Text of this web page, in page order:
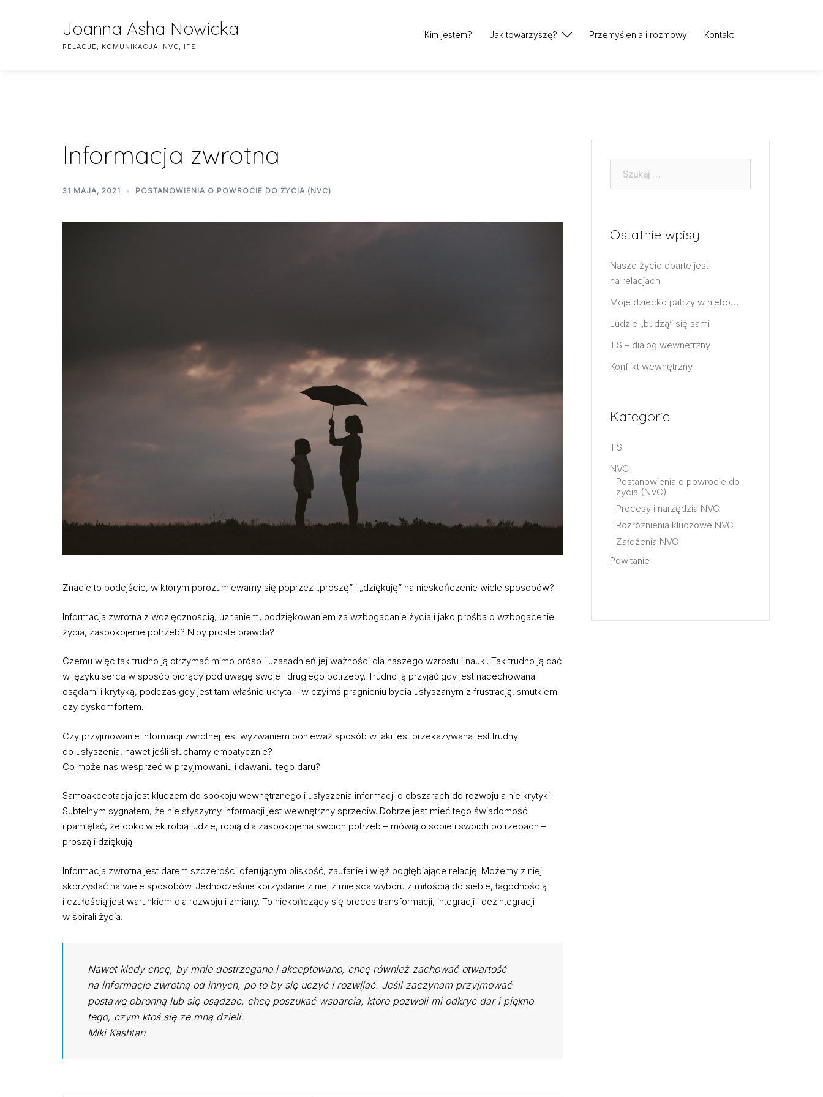
Joanna Asha Nowicka
RELACJE, KOMUNIKACJA, NVC, IFS
Kim jestem? Jak towarzyszę? Przemyślenia i rozmowy Kontakt
Informacja zwrotna
31 MAJA, 2021 POSTANOWIENIA O POWROCIE DO ŻYCIA (NVC)
Znacie to podejście, w którym porozumiewamy się poprzez „proszę” i „dziękuję” na nieskończenie wiele sposobów?
Informacja zwrotna z wdzięcznością, uznaniem, podziękowaniem za wzbogacanie życia i jako prośba o wzbogacenie
życia, zaspokojenie potrzeb? Niby proste prawda?
Czemu więc tak trudno ją otrzymać mimo próśb i uzasadnień jej ważności dla naszego wzrostu i nauki. Tak trudno ją dać
w języku serca w sposób biorący pod uwagę swoje i drugiego potrzeby. Trudno ją przyjąć gdy jest nacechowana
osądami i krytyką, podczas gdy jest tam właśnie ukryta – w czyimś pragnieniu bycia usłyszanym z frustracją, smutkiem
czy dyskomfortem.
Czy przyjmowanie informacji zwrotnej jest wyzwaniem ponieważ sposób w jaki jest przekazywana jest trudny
do usłyszenia, nawet jeśli słuchamy empatycznie?
Co może nas wesprzeć w przyjmowaniu i dawaniu tego daru?
Samoakceptacja jest kluczem do spokoju wewnętrznego i usłyszenia informacji o obszarach do rozwoju a nie krytyki.
Subtelnym sygnałem, że nie słyszymy informacji jest wewnętrzny sprzeciw. Dobrze jest mieć tego świadomość
i pamiętać, że cokolwiek robią ludzie, robią dla zaspokojenia swoich potrzeb – mówią o sobie i swoich potrzebach –
proszą i dziękują.
Informacja zwrotna jest darem szczerości oferującym bliskość, zaufanie i więź pogłębiające relację. Możemy z niej
skorzystać na wiele sposobów. Jednocześnie korzystanie z niej z miejsca wyboru z miłością do siebie, łagodnością
i czułością jest warunkiem dla rozwoju i zmiany. To niekończący się proces transformacji, integracji i dezintegracji
w spirali życia.
Nawet kiedy chcę, by mnie dostrzegano i akceptowano, chcę również zachować otwartość
na informacje zwrotną od innych, po to by się uczyć i rozwijać. Jeśli zaczynam przyjmować
postawę obronną lub się osądzać, chcę poszukać wsparcia, które pozwoli mi odkryć dar i piękno
tego, czym ktoś się ze mną dzieli.
Miki Kashtan
Ostatnie wpisy
Nasze życie oparte jest
na relacjach
Moje dziecko patrzy w niebo…
Ludzie „budzą” się sami
IFS – dialog wewnetrzny
Konflikt wewnętrzny
Kategorie
IFS
NVC
Postanowienia o powrocie do
życia (NVC)
Procesy i narzędzia NVC
Rozróżnienia kluczowe NVC
Założenia NVC
Powitanie